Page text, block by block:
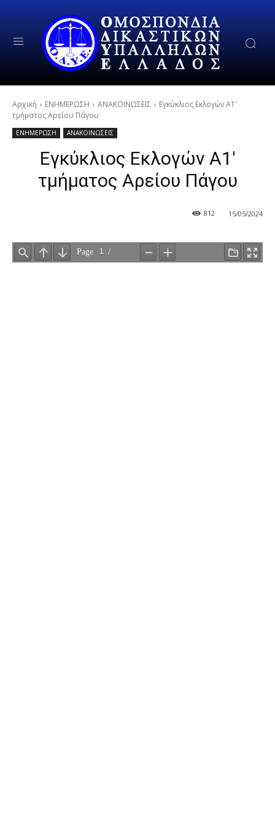
Αρχική ΕΝΗΜΕΡΩΣΗ ΑΝΑΚΟΙΝΩΣΕΙΣ
Εγκύκλιος Εκλογών Α1'
τμήματος Αρείου Πάγου
ΕΝΗΜΕΡΩΣΗ ΑΝΑΚΟΙΝΩΣΕΙΣ
Εγκύκλιος Εκλογών Α1′
τμήματος Αρείου Πάγου
812 15/05/2024